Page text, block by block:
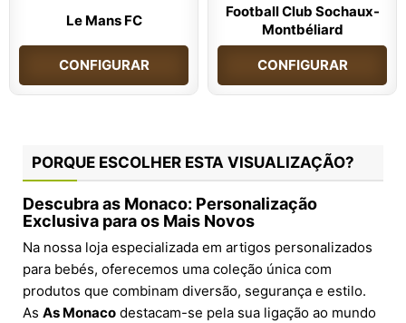
Le Mans FC
CONFIGURAR
Football Club Sochaux-
Montbéliard
CONFIGURAR
PORQUE ESCOLHER ESTA VISUALIZAÇÃO?
Descubra as Monaco: Personalização
Exclusiva para os Mais Novos
Na nossa loja especializada em artigos personalizados
para bebés, oferecemos uma coleção única com
produtos que combinam diversão, segurança e estilo.
As As Monaco destacam-se pela sua ligação ao mundo